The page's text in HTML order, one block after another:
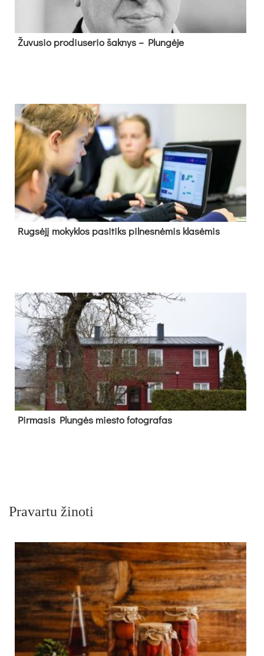
Žu­vu­sio pro­diu­se­rio šak­nys – Plun­gė­je
Rug­sė­jį mo­kyk­los pa­si­tiks pil­nes­nė­mis kla­sė­mis
Pir­ma­sis Plun­gės mies­to fo­tog­ra­fas
Pravartu žinoti